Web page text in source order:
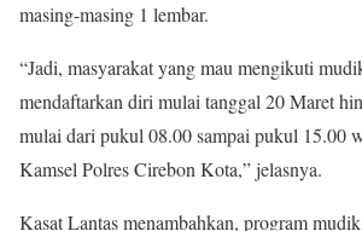
masing-masing 1 lembar.
“Jadi, masyarakat yang mau mengikuti
mendaftarkan diri mulai tanggal 20 Maret
mulai dari pukul 08.00 sampai pukul 15.00
Kamsel Polres Cirebon Kota,” jelasnya.
Kasat Lantas menambahkan, program